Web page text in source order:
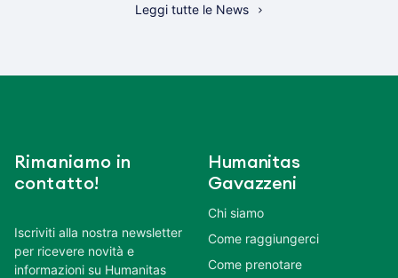
Leggi tutte le News
Rimaniamo in
contatto!
Iscriviti alla nostra newsletter
per ricevere novità e
informazioni su Humanitas
Humanitas
Gavazzeni
Chi siamo
Come raggiungerci
Come prenotare